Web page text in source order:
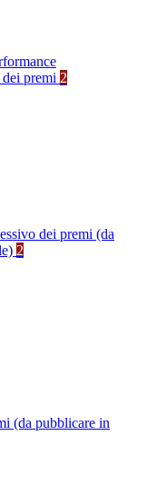
premi 2
dei premi (da
2
(da pubblicare in